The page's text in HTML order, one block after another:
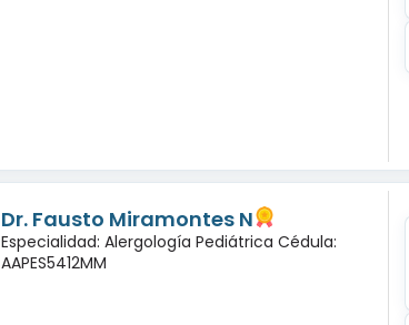
Dr. Fausto Miramontes N
Especialidad: Alergología Pediátrica Cédula:
AAPES5412MM